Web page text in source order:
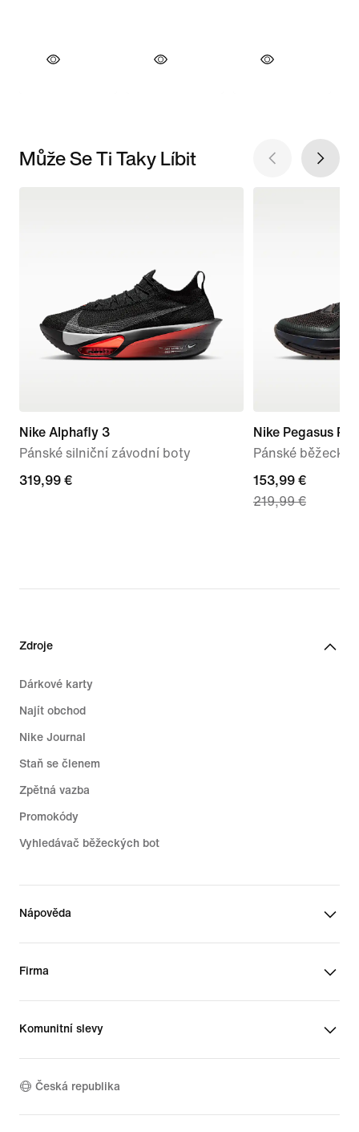
Může Se Ti Taky Líbit
Nike Alphafly 3
Pánské silniční závodní boty
319,99 €
319,99 €
Nike Pegasus
Pánské běžecké
current
price
219,99 €
153,99 €
219,99 €
Zdroje
Dárkové karty
Najít obchod
Nike Journal
Staň se členem
Zpětná vazba
Promokódy
Vyhledávač běžeckých bot
Nápověda
Firma
Komunitní slevy
Česká republika